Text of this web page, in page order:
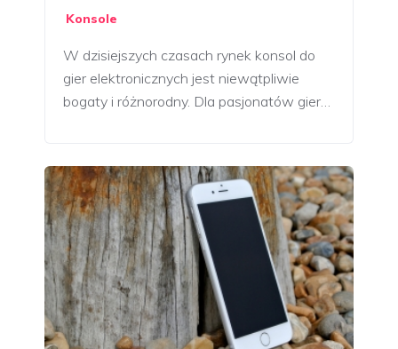
Konsole
W dzisiejszych czasach rynek konsol do
gier elektronicznych jest niewątpliwie
bogaty i różnorodny. Dla pasjonatów gier…